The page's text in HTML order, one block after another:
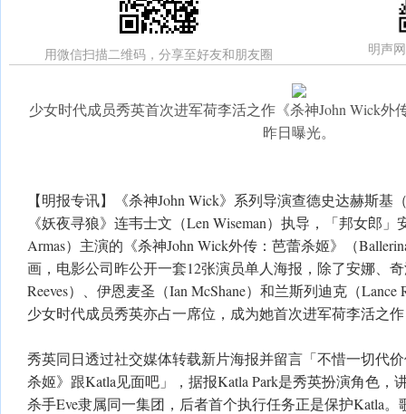
用微信扫描二维码，分享至好友和朋友圈 明声
少女时代成员秀英首次进军荷李活之作《杀神John Wick外
昨日曝光。
【明报专讯】《杀神John Wick》系列导演查德史达赫斯基
《妖夜寻狼》连韦士文（Len Wiseman）执导，「邦女郎
Armas）主演的《杀神John Wick外传：芭蕾杀姬》（
画，电影公司昨公开一套12张演员单人海报，除了安娜、
Reeves）、伊恩麦圣（Ian McShane）和兰斯列迪克（
少女时代成员秀英亦占一席位，成为她首次进军荷李活之
秀英同日透过社交媒体转载新片海报并留言「不惜一切代
杀姬》跟Katla见面吧」，据报Katla Park是秀英扮演角色，
杀手Eve隶属同一集团，后者首个执行任务正是保护Katla